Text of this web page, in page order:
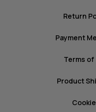
Return
Payment
Terms of
Product